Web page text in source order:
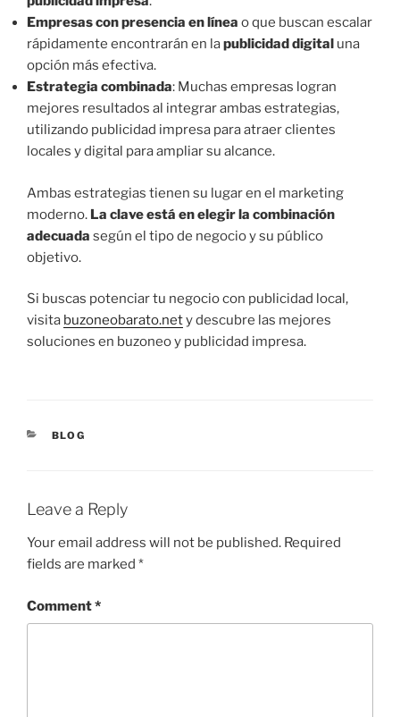
Empresas con presencia en línea o que buscan escalar
rápidamente encontrarán en lapublicidad digital una
opción más efectiva.
Estrategia combinada: Muchas empresas logran
mejores resultados al integrar ambas estrategias,
utilizando publicidad impresa para atraer clientes
locales y digital para ampliar su alcance.
Ambas estrategias tienen su lugar en el marketing
moderno. La clave está en elegir la combinación
adecuada según el tipo de negocio y su público
objetivo.
Si buscas potenciar tu negocio con publicidad local,
visita buzoneobarato.nety descubre las mejores
soluciones en buzoneo y publicidad impresa.
CATEGORIES
BLOG
Leave a Reply
Your email address will not be published. Required
fields are marked *
Comment*